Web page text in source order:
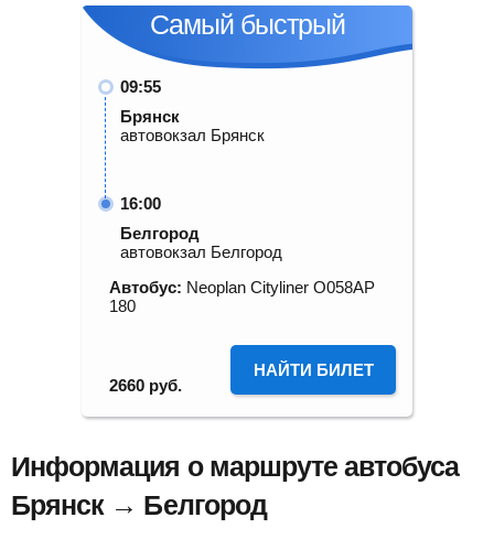
Самый быстрый
09:55
Брянск
автовокзал Брянск
16:00
Белгород
автовокзал Белгород
Автобус: Neoplan Cityliner О058АР
180
2660 руб.
НАЙТИ БИЛЕТ
Информация о маршруте автобуса
Брянск → Белгород